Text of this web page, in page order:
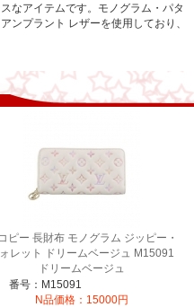
なアイテムです。 モノグラム・パタ
ンプラント レザーを使用しており、
ピー 長財布 モノグラム ジッピー・
レット ドリームベージュ M15091
ドリームベージュ
番号：M15091
N品価格：15000円